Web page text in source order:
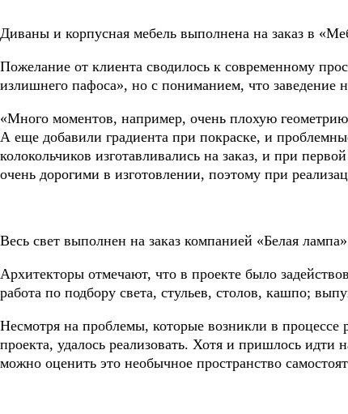
Диваны и корпусная мебель выполнена на заказ в
Пожелание от клиента сводилось к современному
излишнего пафоса», но с пониманием, что заведение
«Много моментов, например, очень плохую
А еще добавили градиента при покраске, и
колокольчиков изготавливались на заказ, и при
очень дорогими в изготовлении, поэтому при
Весь свет выполнен на заказ компанией «Белая
Архитекторы отмечают, что в проекте было
работа по подбору света, стульев, столов, кашпо;
Несмотря на проблемы, которые возникли в
проекта, удалось реализовать. Хотя и пришлось
можно оценить это необычное пространство